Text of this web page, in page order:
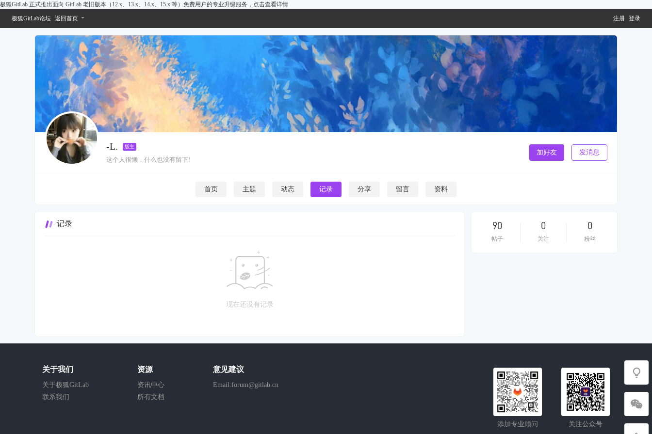
极狐GitLab 正式推出面向 GitLab 老旧版本（12.x、13.x、14.x、15.x 等）免费用户的专业升级服务， 点击查看详情
注册 登录
极狐GitLab论坛 返回首页
加好友 发消息
-L. 版主
这个人很懒，什么也没有留下!
首页 主题 动态 记录 分享 留言 资料
记录
现在还没有记录
90
帖子
0
关注
0
粉丝
关于我们
关于极狐GitLab
联系我们
资源
资讯中心
所有文档
意见建议
Email:forum@gitlab.cn
关注公众号
添加专业顾问